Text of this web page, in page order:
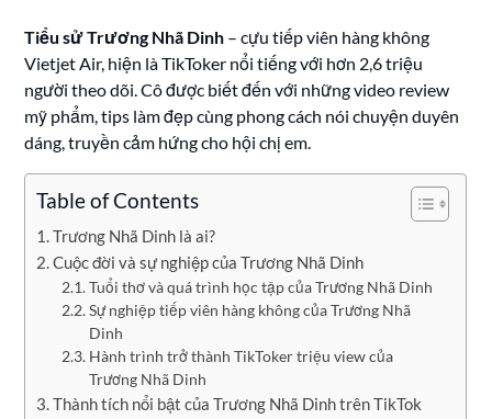
Tiểu sử Trương Nhã Dinh – cựu tiếp viên hàng không
Vietjet Air, hiện là TikToker nổi tiếng với hơn 2,6 triệu
người theo dõi. Cô được biết đến với những video review
mỹ phẩm, tips làm đẹp cùng phong cách nói chuyện duyên
dáng, truyền cảm hứng cho hội chị em.
Table of Contents
Trương Nhã Dinh là ai?
Cuộc đời và sự nghiệp của Trương Nhã Dinh
Tuổi thơ và quá trình học tập của Trương Nhã Dinh
Sự nghiệp tiếp viên hàng không của Trương Nhã
Dinh
Hành trình trở thành TikToker triệu view của
Trương Nhã Dinh
Thành tích nổi bật của Trương Nhã Dinh trên TikTok